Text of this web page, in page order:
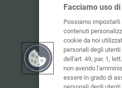
Facciamo uso
Possiamo impostarli
contenuti
cookie da noi
personali degli
dell'art. 49, par. 1,
non avendo
essere in grado di